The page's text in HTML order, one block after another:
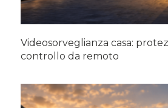
Videosorveglianza casa:
controllo da remoto